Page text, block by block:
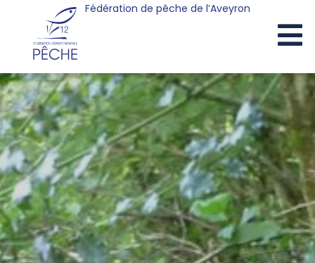
Fédération de pêche de l’Aveyron
Cookies management panel